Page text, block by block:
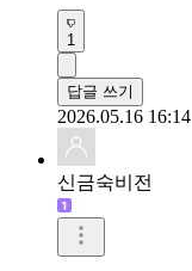
1
답글 쓰기
2026.05.16 16:14
신금숙비전